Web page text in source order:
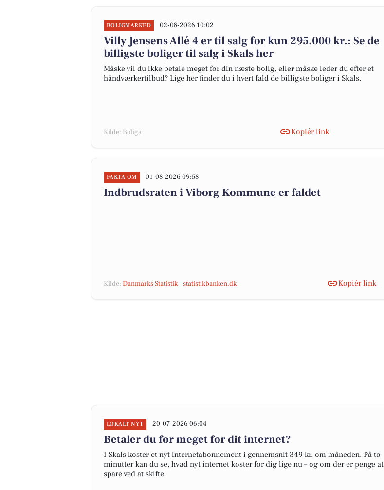
BOLIGMARKED 02-08-2026 10:02
Villy Jensens Allé 4 er til salg for kun 295.000 kr.: Se de
billigste boliger til salg i Skals her
Måske vil du ikke betale meget for din næste bolig, eller måske leder du efter et
håndværkertilbud? Lige her finder du i hvert fald de billigste boliger i Skals.
Kilde: Boliga Kopiér link
FAKTA OM 01-08-2026 09:58
Indbrudsraten i Viborg Kommune er faldet
Kilde: Danmarks Statistik - statistikbanken.dk Kopiér link
LOKALT NYT 20-07-2026 06:04
Betaler du for meget for dit internet?
I Skals koster et nyt internetabonnement i gennemsnit 349 kr. om måneden. På to
minutter kan du se, hvad nyt internet koster for dig lige nu – og om der er penge at
spare ved at skifte.